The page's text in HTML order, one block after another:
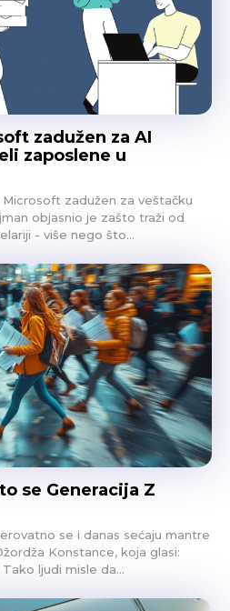
zadužen za AI
zaposlene u
zadužen za veštačku
objasnio je zašto traži od
- više nego što...
se Generacija Z
se i danas sećaju mantre
Konstance, koja glasi:
ljudi misle da...